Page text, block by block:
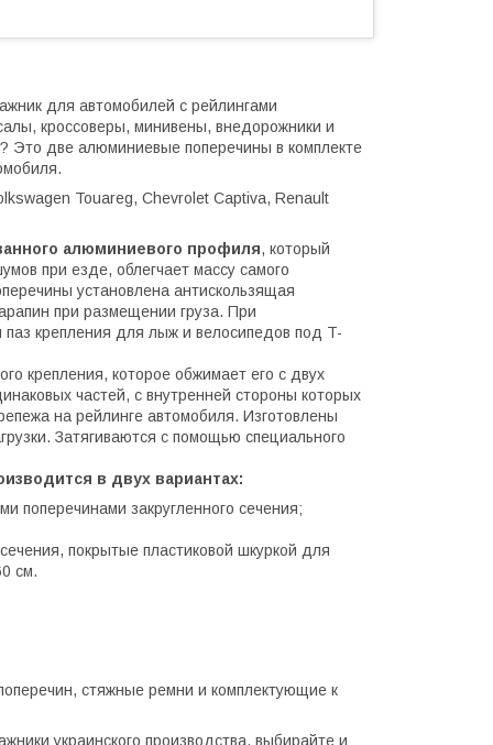
для автомобилей с рейлингами
кроссоверы, минивены, внедорожники и
Это две алюминиевые поперечины в комплекте
Touareg, Chevrolet Captiva, Renault
алюминиевого профиля, который
при езде, облегчает массу самого
установлена антискользящая
при размещении груза. При
крепления для лыж и велосипедов под T-
крепления, которое обжимает его с двух
частей, с внутренней стороны которых
на рейлинге автомобиля. Изготовлены
Затягиваются с помощью специального
в двух вариантах:
поперечинами закругленного сечения;
покрытые пластиковой шкуркой для
см.
стяжные ремни и комплектующие к
украинского производства, выбирайте и